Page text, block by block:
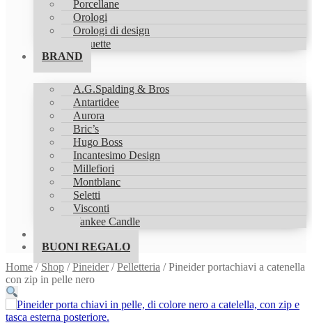
Porcellane
Orologi
Orologi di design
Statuette
BRAND
A.G.Spalding & Bros
Antartidee
Aurora
Bric’s
Hugo Boss
Incantesimo Design
Millefiori
Montblanc
Seletti
Visconti
Yankee Candle
BUONI REGALO
Home/Shop/Pineider/Pelletteria /Pineider portachiavi a catenella
con zip in pelle nero